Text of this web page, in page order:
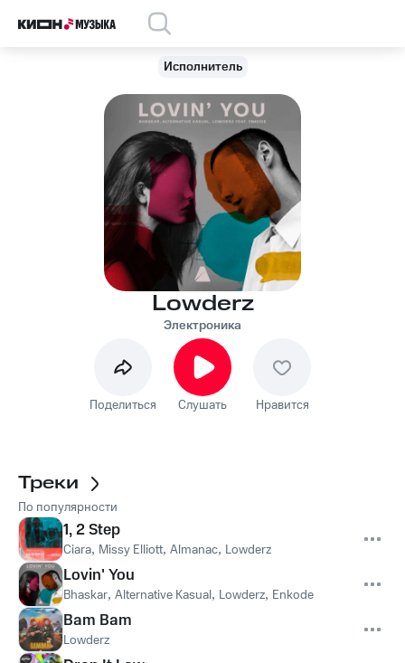
Исполнитель
Lowderz
Электроника
Поделиться Слушать Нравится
Треки
По популярности
1, 2 Step
Ciara, Missy Elliott, Almanac, Lowderz
Lovin' You
Bhaskar, Alternative Kasual, Lowderz, Enkode
Bam Bam
Lowderz